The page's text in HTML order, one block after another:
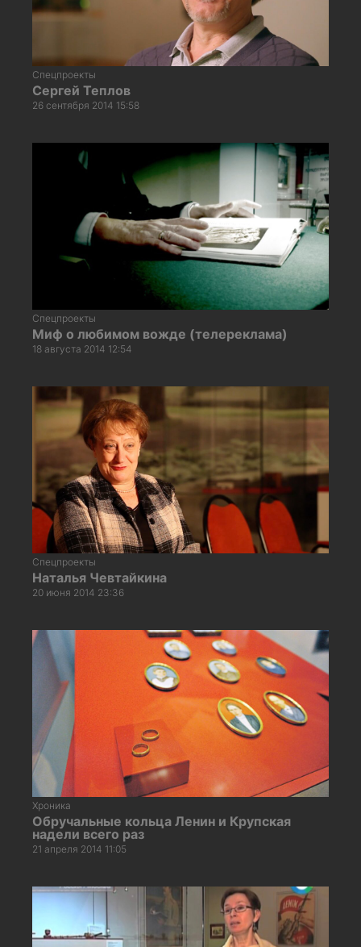
Спецпроекты
Сергей Теплов
26 сентября 2014 15:58
Спецпроекты
Миф о любимом вожде (телереклама)
18 августа 2014 12:54
Спецпроекты
Наталья Чевтайкина
20 июня 2014 23:36
Хроника
Обручальные кольца Ленин и Крупская
надели всего раз
21 апреля 2014 11:05